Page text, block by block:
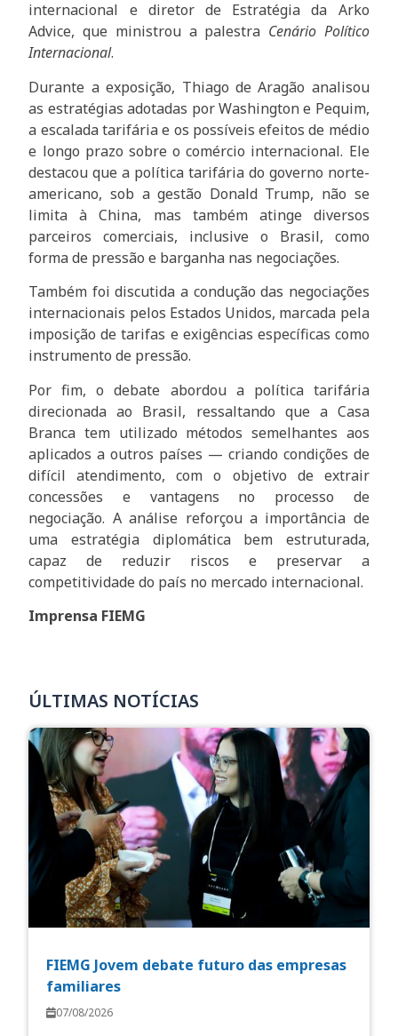
internacional e diretor de Estratégia da Arko
Advice, que ministrou a palestra Cenário Político
Internacional.
Durante a exposição, Thiago de Aragão analisou
as estratégias adotadas por Washington e Pequim,
a escalada tarifária e os possíveis efeitos de médio
e longo prazo sobre o comércio internacional. Ele
destacou que a política tarifária do governo norte-
americano, sob a gestão Donald Trump, não se
limita à China, mas também atinge diversos
parceiros comerciais, inclusive o Brasil, como
forma de pressão e barganha nas negociações.
Também foi discutida a condução das negociações
internacionais pelos Estados Unidos, marcada pela
imposição de tarifas e exigências específicas como
instrumento de pressão.
Por fim, o debate abordou a política tarifária
direcionada ao Brasil, ressaltando que a Casa
Branca tem utilizado métodos semelhantes aos
aplicados a outros países — criando condições de
difícil atendimento, com o objetivo de extrair
concessões e vantagens no processo de
negociação. A análise reforçou a importância de
uma estratégia diplomática bem estruturada,
capaz de reduzir riscos e preservar a
competitividade do país no mercado internacional.
Imprensa FIEMG
ÚLTIMAS NOTÍCIAS
FIEMG Jovem debate futuro das empresas
familiares
07/08/2026